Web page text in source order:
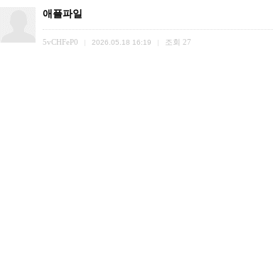
애플파일
5vCHFeP0 2026.05.18 16:19 조회 27